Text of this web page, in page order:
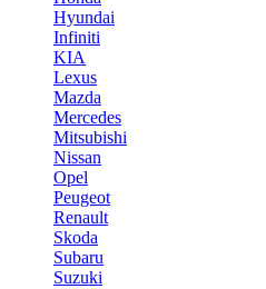
Hyundai
Infiniti
KIA
Lexus
Mazda
Mercedes
Mitsubishi
Nissan
Opel
Peugeot
Renault
Skoda
Subaru
Suzuki